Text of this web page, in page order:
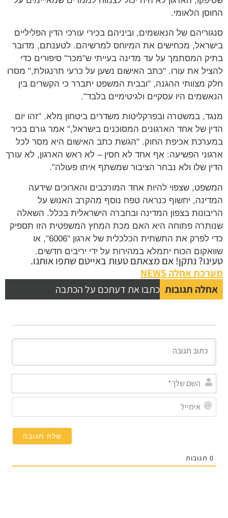
החוסן הלאומי.
סנגוריהם של הנאשמים, וביניהם בכירי עורכי הדין הפליליים
בישראל, מכחישים את המיוחס למרשיהם. לטענתם, מדובר
בתיק המסתמך על עד מדינה בעייתי ש"מכר" סיפורים כדי
להציל את עורו. "כתב האישום נשען על כרעי תרנגולת," מסרו
חלק מצוותי ההגנה, "ובבית המשפט יתברר כי הקשרים בין
הנאשמים היו עסקיים ולגיטימיים בלבד".
מנגד, במשטרה ובפרקליטות משדרים ביטחון מלא. "זהו יום
הדין של אחד הארגונים המסוכנים בישראל," אמר גורם בכיר
במערכת אכיפת החוק. "הגשת כתב האישום היא מסר לכל
ארגוני הפשיעה: אף אחד לא חסין – לא ראש הארגון, לא עורך
הדין שלו ולא נבחר הציבור שמשתף איתו פעולה".
המשפט, שצפוי להיות אחד המורכבים והארוכים שידעה
המדינה, יחשוף כנראה טפח נוסף מהקרב האנוש על
הריבונות בצפון המדינה ובחברה הישראלית בכלל. השאלה
שנותרה פתוחה היא האם מכת המחץ המשפטית הזו תספיק
כדי לפרק את התשתית הכלכלית של ארגון "6006", או
שוואקום הכוח יתמלא במהירות על ידי יריבים חדשים.
טעינו? נתקן! אם מצאתם טעות באייטם שתפו אותנו.
מערכת אחלה NEWS
אחלה תגובות כתבו את דעתכם על הכתבה
0תגובות